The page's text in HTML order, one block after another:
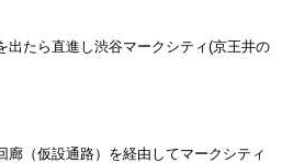
出たら直進し渋谷マークシティ(京王井の
廊（仮設通路）を経由してマークシティ